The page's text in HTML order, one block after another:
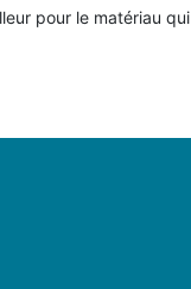
pour le matériau qui